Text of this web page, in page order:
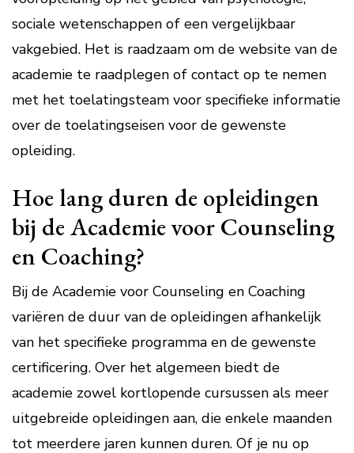
sociale wetenschappen of een vergelijkbaar
vakgebied. Het is raadzaam om de website van de
academie te raadplegen of contact op te nemen
met het toelatingsteam voor specifieke informatie
over de toelatingseisen voor de gewenste
opleiding.
Hoe lang duren de opleidingen
bij de Academie voor Counseling
en Coaching?
Bij de Academie voor Counseling en Coaching
variëren de duur van de opleidingen afhankelijk
van het specifieke programma en de gewenste
certificering. Over het algemeen biedt de
academie zowel kortlopende cursussen als meer
uitgebreide opleidingen aan, die enkele maanden
tot meerdere jaren kunnen duren. Of je nu op